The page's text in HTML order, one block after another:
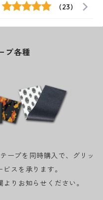
(23)
プ各種
ープを同時購入で、グリッ
スを承ります。
りお知らせください。